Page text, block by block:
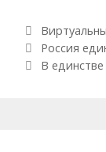
Рубрики
Навигация по
Россия
В